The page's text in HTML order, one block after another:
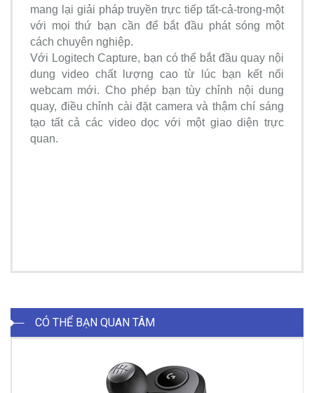
mang lại giải pháp truyền trực tiếp tất-cả-trong-một
với mọi thứ bạn cần để bắt đầu phát sóng một
cách chuyên nghiệp.
Với Logitech Capture, bạn có thể bắt đầu quay nội
dung video chất lượng cao từ lúc bạn kết nối
webcam mới. Cho phép bạn tùy chỉnh nội dung
quay, điều chỉnh cài đặt camera và thậm chí sáng
tạo tất cả các video dọc với một giao diện trực
quan.
CÓ THỂ BẠN QUAN TÂM